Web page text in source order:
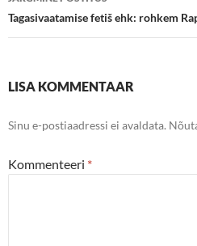
Tagasivaatamise fetiš ehk: rohkem
LISA KOMMENTAAR
Sinu e-postiaadressi ei avaldata.
Kommenteeri *